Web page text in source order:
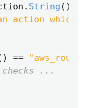
. String ()
action which
==
checks ...